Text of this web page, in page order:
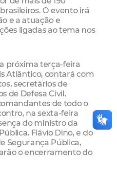
O evento irá
e a atuação e
ligadas ao tema nos
próxima terça-feira
Atlântico, contará com
secretários de
de Defesa Civil,
de todo o
na sexta-feira
do ministro da
Flávio Dino, e do
Segurança Pública,
o encerramento do